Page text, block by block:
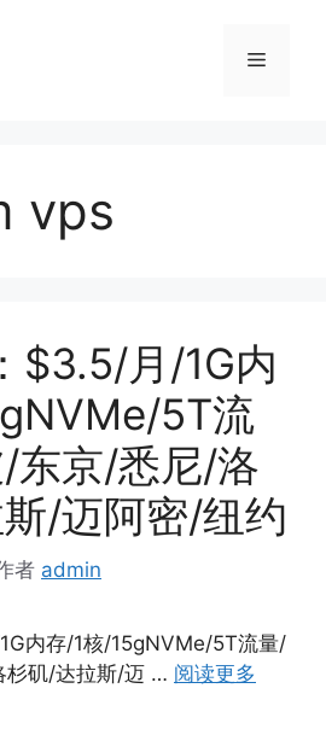
菜
vps
$3.5/月/1G内
5T流
东京/悉尼/洛
/迈阿密/纽约
者 admin
内存/1核/15gNVMe/5T流量/
杉矶/达拉斯/迈 … 阅读更多